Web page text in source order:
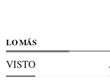
LO MÁS
VISTO